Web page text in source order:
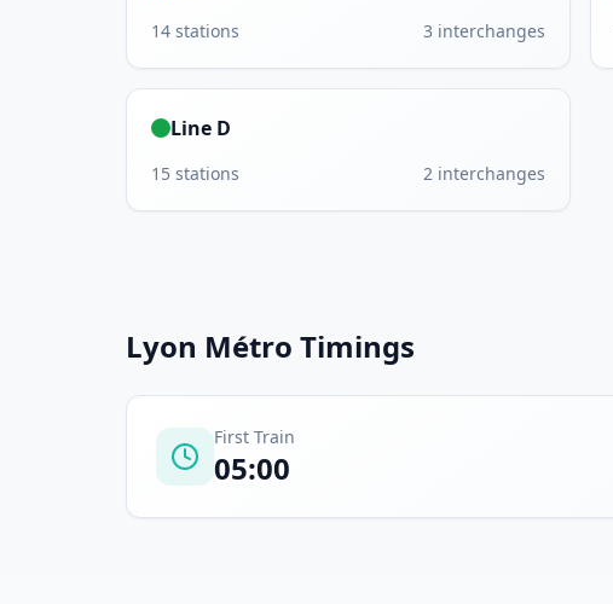
14 stations 3 interchanges
Line D
15 stations 2 interchanges
Lyon Métro Timings
First Train
05:00